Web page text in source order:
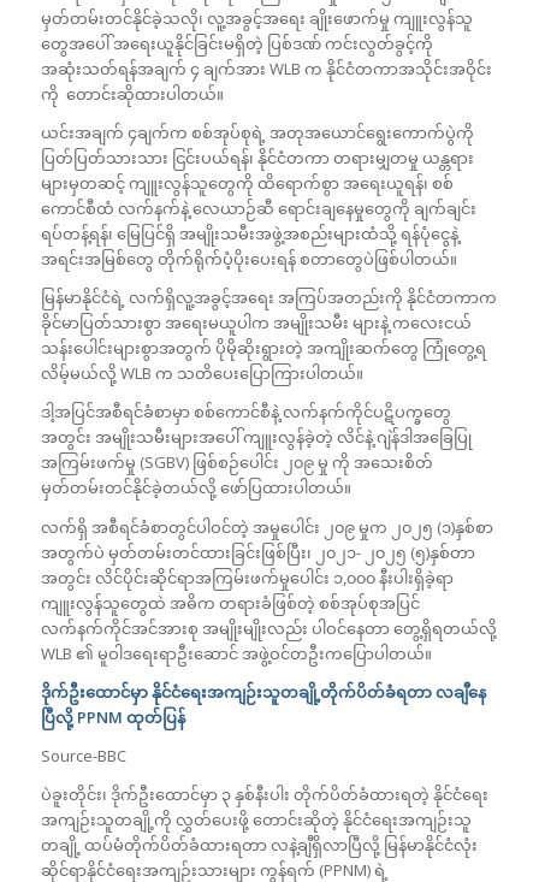
မှတ်တမ်းတင်နိုင်ခဲ့သလို၊ လူ့အခွင့်အရေး ချိုးဖောက်မှု ကျူးလွန်သူ
တွေအပေါ် အရေးယူနိုင်ခြင်းမရှိတဲ့ ပြစ်ဒဏ် ကင်းလွတ်ခွင့်ကို
အဆုံးသတ်ရန်အချက် ၄ ချက်အား WLB က နိုင်ငံတကာအသိုင်းအဝိုင်း
ကို တောင်းဆိုထားပါတယ်။
ယင်းအချက် ၄ချက်က စစ်အုပ်စုရဲ့ အတုအယောင်ရွေးကောက်ပွဲကို
ပြတ်ပြတ်သားသား ငြင်းပယ်ရန်၊ နိုင်ငံတကာ တရားမျှတမှု ယန္တရား
များမှတဆင့် ကျူးလွန်သူတွေကို ထိရောက်စွာ အရေးယူရန်၊ စစ်
ကောင်စီထံ လက်နက်နဲ့ လေယာဉ်ဆီ ရောင်းချနေမှုတွေကို ချက်ချင်း
ရပ်တန့်ရန်၊ မြေပြင်ရှိ အမျိုးသမီးအဖွဲ့အစည်းများထံသို့ ရန်ပုံငွေနဲ့
အရင်းအမြစ်တွေ တိုက်ရိုက်ပံ့ပိုးပေးရန် စတာတွေပဲဖြစ်ပါတယ်။
မြန်မာနိုင်ငံရဲ့ လက်ရှိလူ့အခွင့်အရေး အကြပ်အတည်းကို နိုင်ငံတကာက
ခိုင်မာပြတ်သားစွာ အရေးမယူပါက အမျိုးသမီး များနဲ့ ကလေးငယ်
သန်းပေါင်းများစွာအတွက် ပိုမိုဆိုးရွားတဲ့ အကျိုးဆက်တွေ ကြုံတွေ့ရ
လိမ့်မယ်လို့ WLB က သတိပေးပြောကြားပါတယ်။
ဒါ့အပြင်အစီရင်ခံစာမှာ စစ်ကောင်စီနဲ့ လက်နက်ကိုင်ပဋိပက္ခတွေ
အတွင်း အမျိုးသမီးများအပေါ် ကျူးလွန်ခဲ့တဲ့ လိင်နဲ့ ဂျဲန်ဒါအခြေပြု
အကြမ်းဖက်မှု (SGBV) ဖြစ်စဉ်ပေါင်း ၂၀၉ မှု ကို အသေးစိတ်
မှတ်တမ်းတင်နိုင်ခဲ့တယ်လို့ ဖော်ပြထားပါတယ်။
လက်ရှိ အစီရင်ခံစာတွင်ပါဝင်တဲ့ အမှုပေါင်း ၂၀၉ မှုက ၂၀၂၅ (၁)နှစ်စာ
အတွက်ပဲ မှတ်တမ်းတင်ထားခြင်းဖြစ်ပြီး၊ ၂၀၂၁- ၂၀၂၅ (၅)နှစ်တာ
အတွင်း လိင်ပိုင်းဆိုင်ရာအကြမ်းဖက်မှုပေါင်း ၁,၀၀၀ နီးပါးရှိခဲ့ရာ
ကျူးလွန်သူတွေထဲ အဓိက တရားခံဖြစ်တဲ့ စစ်အုပ်စုအပြင်
လက်နက်ကိုင်အင်အားစု အမျိုးမျိုးလည်း ပါဝင်နေတာ တွေ့ရှိရတယ်လို့
WLB ၏ မူဝါဒရေးရာဦးဆောင် အဖွဲ့ဝင်တဦးကပြောပါတယ်။
ဒိုက်ဦးထောင်မှာ နိုင်ငံရေးအကျဉ်းသူတချို့တိုက်ပိတ်ခံရတာ လချီနေ
ပြီလို့ PPNM ထုတ်ပြန်
Source-BBC
ပဲခူးတိုင်း၊ ဒိုက်ဦးထောင်မှာ ၃ နှစ်နီးပါး တိုက်ပိတ်ခံထားရတဲ့ နိုင်ငံရေး
အကျဉ်းသူတချို့ကို လွှတ်ပေးဖို့ တောင်းဆိုတဲ့ နိုင်ငံရေးအကျဉ်းသူ
တချို့ ထပ်မံတိုက်ပိတ်ခံထားရတာ လနဲ့ချီရှိလာပြီလို့ မြန်မာနိုင်ငံလုံး
ဆိုင်ရာနိုင်ငံရေးအကျဉ်းသားများ ကွန်ရက် (PPNM) ရဲ့